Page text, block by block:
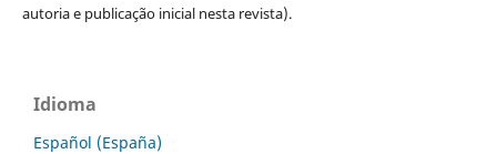
autoria e publicação inicial nesta revista).
Idioma
Español (España)